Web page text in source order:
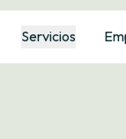
Servicios